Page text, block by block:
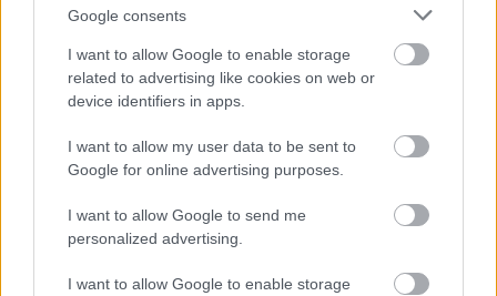
Google consents
I want to allow Google to enable storage
related to advertising like cookies on web or
device identifiers in apps.
I want to allow my user data to be sent to
Google for online advertising purposes.
I want to allow Google to send me
personalized advertising.
I want to allow Google to enable storage
Hitelfordulat 2026: elzárja a pénzcsapot az
állam